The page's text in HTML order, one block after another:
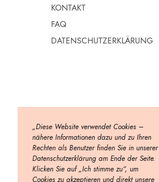
KONTAKT
FAQ
DATENSCHUTZERKLÄRUNG
„Diese Website verwendet Cookies –
nähere Informationen dazu und zu Ihren
Rechten als Benutzer finden Sie in unserer
Datenschutzerklärung am Ende der Seite.
Klicken Sie auf „Ich stimme zu“, um
Cookies zu akzeptieren und direkt unsere